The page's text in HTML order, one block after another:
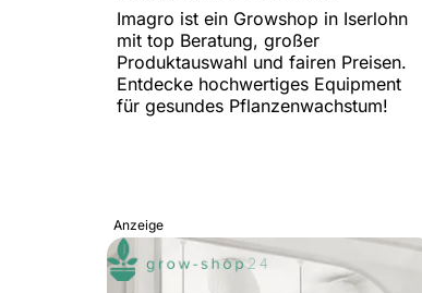
Imagro ist ein Growshop in Iserlohn
mit top Beratung, großer
Produktauswahl und fairen Preisen.
Entdecke hochwertiges Equipment
für gesundes Pflanzenwachstum!
Anzeige